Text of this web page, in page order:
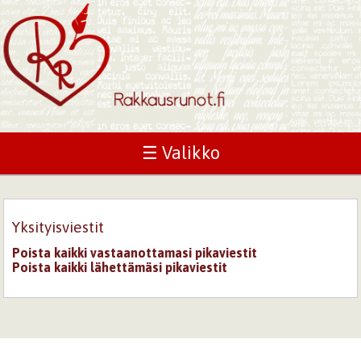
☰ Valikko
Yksityisviestit
Poista kaikki vastaanottamasi pikaviestit
Poista kaikki lähettämäsi pikaviestit